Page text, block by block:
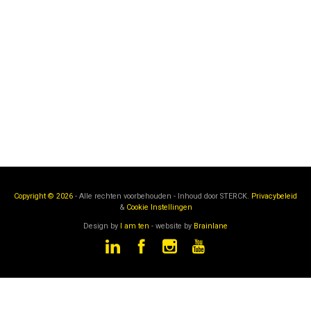
Copyright © 2026 - Alle rechten voorbehouden - Inhoud door STERCK. Privacybeleid
& Cookie Instellingen
Design by I am ten - website by Brainlane